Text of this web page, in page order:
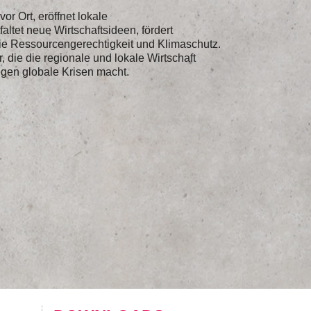
Ort, eröffnet lokale
neue Wirtschaftsideen, fördert
Ressourcengerechtigkeit und Klimaschutz.
die die regionale und lokale Wirtschaft
globale Krisen macht.